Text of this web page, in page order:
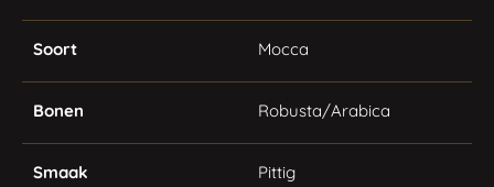
Soort Mocca
Bonen Robusta/Arabica
Smaak Pittig